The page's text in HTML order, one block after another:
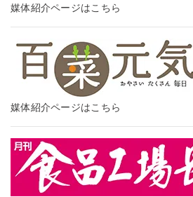
媒体紹介ページはこちら
媒体紹介ページはこちら